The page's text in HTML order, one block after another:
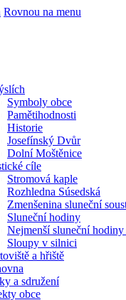
Rovnou na menu
Symboly obce
Pamětihodnosti
Historie
Josefínský Dvůr
Dolní Moštěnice
cíle
Stromová kaple
Rozhledna Súsedská
Zmenšenina sluneční
Sluneční hodiny
Nejmenší sluneční hodiny
Sloupy v silnici
a hřiště
a sdružení
obce